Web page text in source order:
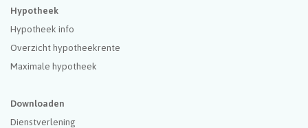
Hypotheek
Hypotheek info
Overzicht hypotheekrente
Maximale hypotheek
Downloaden
Dienstverlening